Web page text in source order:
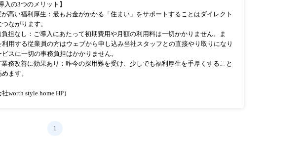
入の3つのメリット】
高い福利厚生：最もお金がかかる「住まい」をサポートすることはダイレクト
ながります。
担なし：ご導入にあたって初期費用や月額の利用料は一切かかりません。ま
用する従業員の方はウェブから申し込み当社スタッフとの直接やり取りになり
スに一切の事務負担はかかりません。
務改善に効果あり：昨今の採用難を受け、少しでも福利厚生を手厚くすること
ます。
worth style home HP）
1